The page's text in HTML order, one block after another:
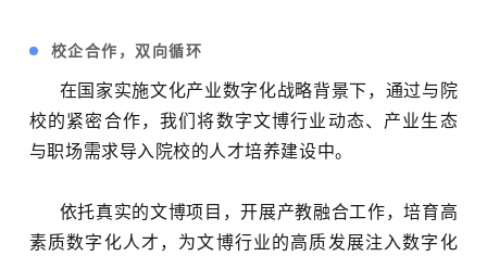
校企合作，双向循环
在国家实施文化产业数字化战略背景下，通过与院
校的紧密合作，我们将数字文博行业动态、产业生态
与职场需求导入院校的人才培养建设中。
依托真实的文博项目，开展产教融合工作，培育高
素质数字化人才， 为文博行业的高质发展注入数字化